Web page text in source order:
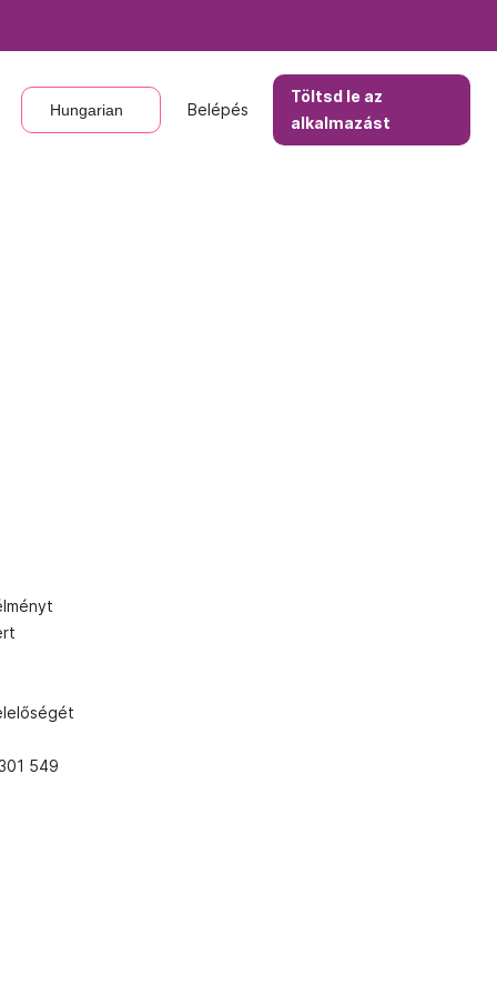
Hungarian Belépés
Töltsd le az
alkalmazást
Hungarian Belépés
Töltsd le az
alkalmazást
549